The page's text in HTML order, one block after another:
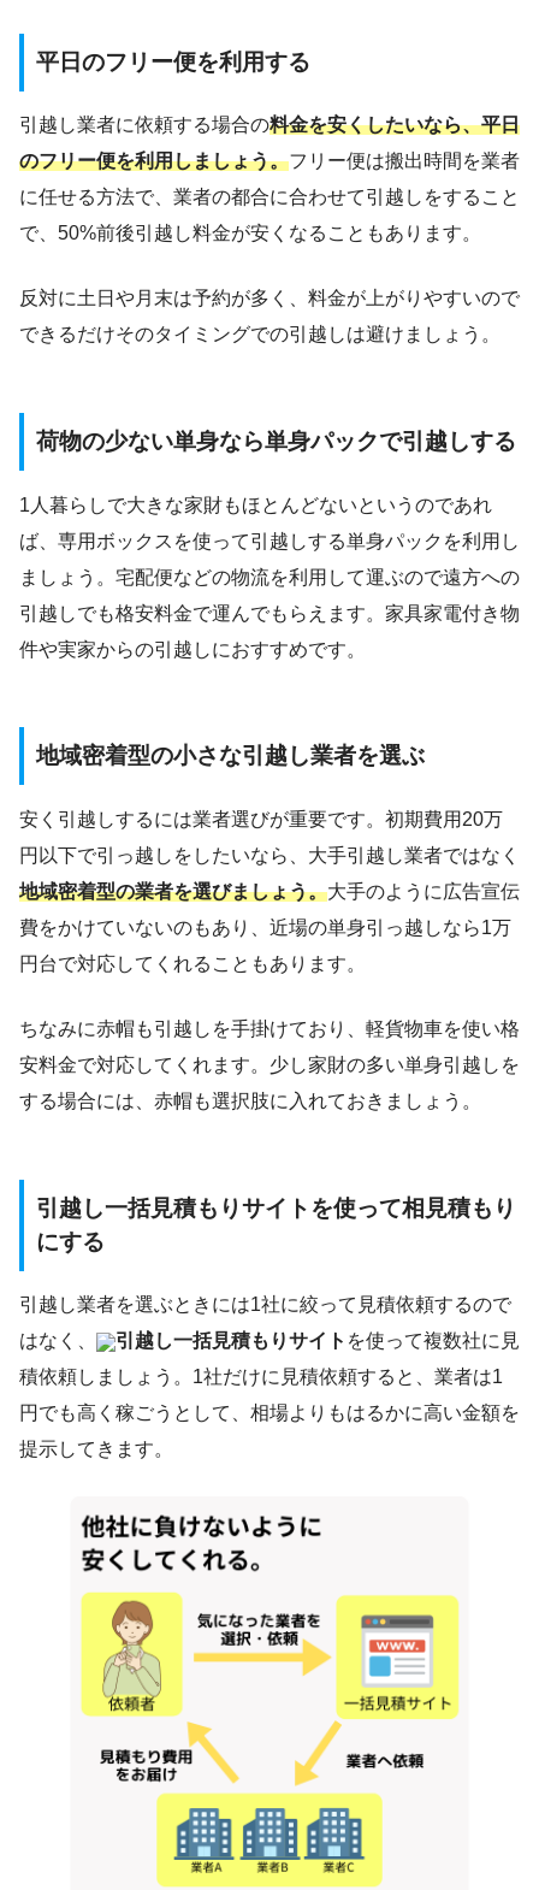
平日のフリー便を利用する
引越し業者に依頼する場合の料金を安くしたいなら、平日
のフリー便を利用しましょう。フリー便は搬出時間を業者
に任せる方法で、業者の都合に合わせて引越しをすること
で、50%前後引越し料金が安くなることもあります。
反対に土日や月末は予約が多く、料金が上がりやすいので
できるだけそのタイミングでの引越しは避けましょう。
荷物の少ない単身なら単身パックで引越しする
1人暮らしで大きな家財もほとんどないというのであれ
ば、専用ボックスを使って引越しする単身パックを利用し
ましょう。宅配便などの物流を利用して運ぶので遠方への
引越しでも格安料金で運んでもらえます。家具家電付き物
件や実家からの引越しにおすすめです。
地域密着型の小さな引越し業者を選ぶ
安く引越しするには業者選びが重要です。初期費用20万
円以下で引っ越しをしたいなら、大手引越し業者ではなく
地域密着型の業者を選びましょう。大手のように広告宣伝
費をかけていないのもあり、近場の単身引っ越しなら1万
円台で対応してくれることもあります。
ちなみに赤帽も引越しを手掛けており、軽貨物車を使い格
安料金で対応してくれます。少し家財の多い単身引越しを
する場合には、赤帽も選択肢に入れておきましょう。
引越し一括見積もりサイトを使って相見積もり
にする
引越し業者を選ぶときには1社に絞って見積依頼するので
はなく、
引越し一括見積もりサイト を使って複数社に見
積依頼しましょう。1社だけに見積依頼すると、業者は1
円でも高く稼ごうとして、相場よりもはるかに高い金額を
提示してきます。